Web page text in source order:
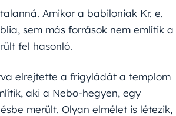
Amikor a babiloniak Kr. e.
sem más források nem említik a
fel hasonló.
elrejtette a frigyládát a templom
aki a Nebo-hegyen, egy
merült. Olyan elmélet is létezik,